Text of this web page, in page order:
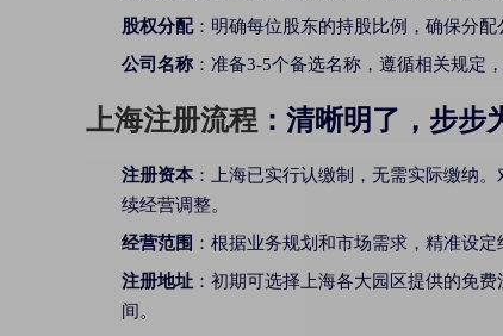
股权分配：明确每位股东的持股比例，确保分配
公司名称 ：准备3-5个备选名称，遵循相关规定
上海注册流程 ：清晰明了，步步
注册资本：上海已实行认缴制，无需实际缴纳
续经营调整。
经营范围 ：根据业务规划和市场需求，精准设
注册地址 ：初期可选择上海各大园区提供的免
间。